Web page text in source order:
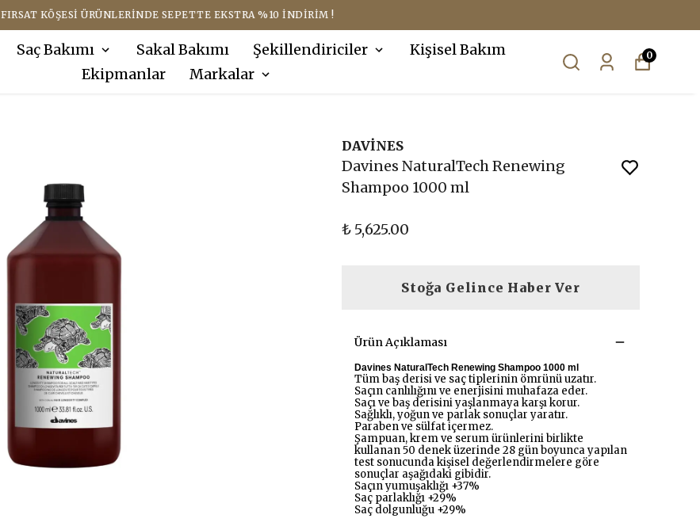
FIRSAT KÖŞESI ÜRÜNLERINDE SEPETTE EKSTRA %10 İNDIRIM !
Saç Bakımı Sakal Bakımı Şekillendiriciler
Kişisel Bakım
Ekipmanlar
Markalar
0
DAVİNES
Davines NaturalTech Renewing
Shampoo 1000 ml
₺ 5,625.00
Stoğa Gelince Haber Ver
Ürün Açıklaması
Davines NaturalTech Renewing Shampoo 1000 ml
Tüm baş derisi ve saç tiplerinin ömrünü uzatır.
Saçın canlılığını ve enerjisini muhafaza eder.
Saçı ve baş derisini yaşlanmaya karşı korur.
Sağlıklı, yoğun ve parlak sonuçlar yaratır.
Paraben ve sülfat içermez.
Şampuan, krem ve serum ürünlerini birlikte
kullanan 50 denek üzerinde 28 gün boyunca yapılan
test sonucunda kişisel değerlendirmelere göre
sonuçlar aşağıdaki gibidir.
Saçın yumuşaklığı +37%
Saç parlaklığı +29%
Saç dolgunluğu +29%